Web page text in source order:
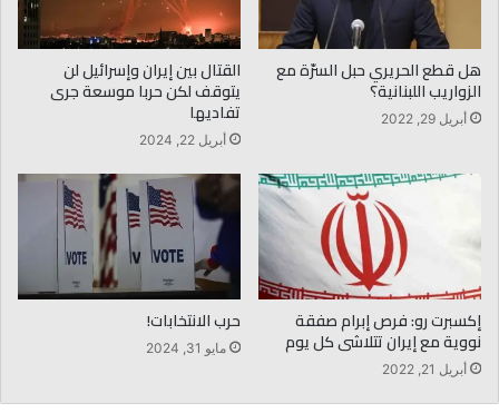
هل قطع الحريري حبل السرّة مع
الزواريب اللبنانية؟
أبريل 29, 2022
القتال بين إيران وإسرائيل لن
يتوقف لكن حربا موسعة جرى
تفاديها
أبريل 22, 2024
إكسبرت رو: فرص إبرام صفقة
نووية مع إيران تتلاشى كل يوم
أبريل 21, 2022
حرب الانتخابات!
مايو 31, 2024